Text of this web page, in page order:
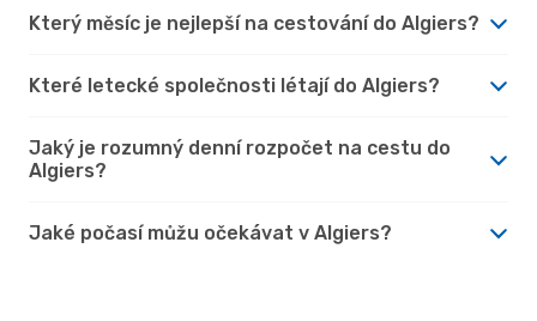
Který měsíc je nejlepší na cestování do Algiers?
Které letecké společnosti létají do Algiers?
Jaký je rozumný denní rozpočet na cestu do
Algiers?
Jaké počasí můžu očekávat v Algiers?